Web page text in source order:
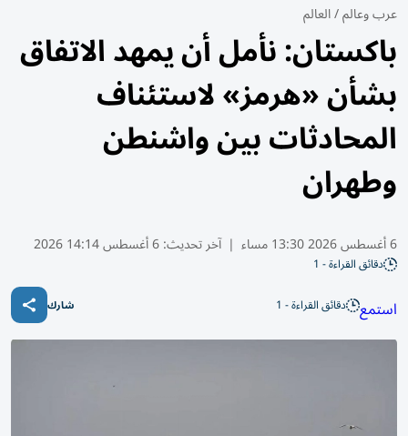
عرب وعالم/العالم
باكستان: نأمل أن يمهد الاتفاق
بشأن «هرمز» لاستئناف
المحادثات بين واشنطن
وطهران
6 أغسطس 2026 13:30 مساء | آخر تحديث:6 أغسطس 14:14 2026
دقائق القراءة - 1
استمع دقائق القراءة - 1 شارك